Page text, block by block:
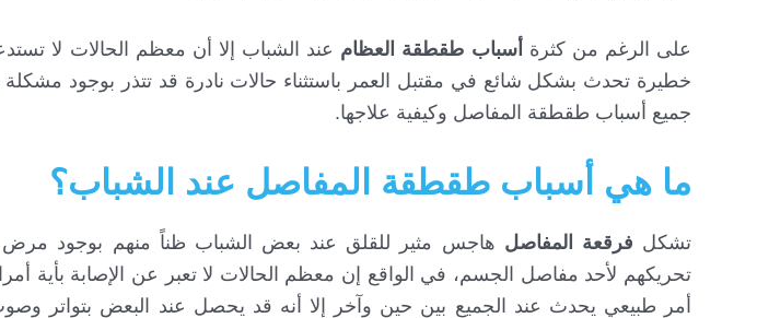
على الرغم من كثرة أسباب طقطقة العظام عند الشباب إلا أن معظم الحالات لا
خطيرة تحدث بشكل شائع في مقتبل العمر باستثناء حالات نادرة قد تتذر بوجود مشكلة
جميع أسباب طقطقة المفاصل وكيفية علاجها.
ما هي أسباب طقطقة المفاصل عند الشباب؟
تشكل فرقعة المفاصل هاجس مثير للقلق عند بعض الشباب ظناً منهم بوجود
تحريكهم لأحد مفاصل الجسم، في الواقع إن معظم الحالات لا تعبر عن الإصابة
أمر طبيعي يحدث عند الجميع بين حينٍ وآخر إلا أنه قد يحصل عند البعض بتواتر